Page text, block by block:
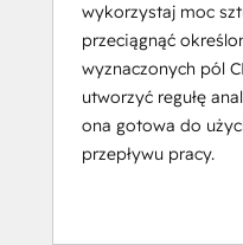
wykorzystaj moc
przeciągnąć
wyznaczonych pól
utworzyć regułę
ona gotowa do
przepływu pracy.